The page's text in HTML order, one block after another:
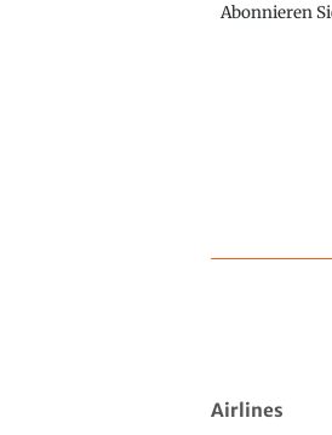
Abonnieren
Airlines